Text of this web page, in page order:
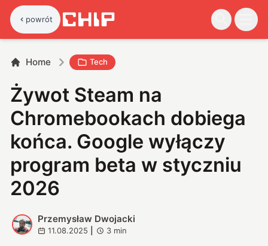
powrót
Home Tech
Żywot Steam na
Chromebookach dobiega
końca. Google wyłączy
program beta w styczniu
2026
P
Przemysław Dwojacki
11.08.2025 3 min